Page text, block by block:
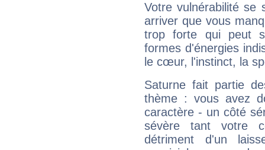
Votre vulnérabilité se
arriver que vous
trop forte qui peut
formes d'énergies
le cœur, l'instinct, la
Saturne fait partie
thème : vous avez
caractère - un côté
sévère tant votre
détriment d'un